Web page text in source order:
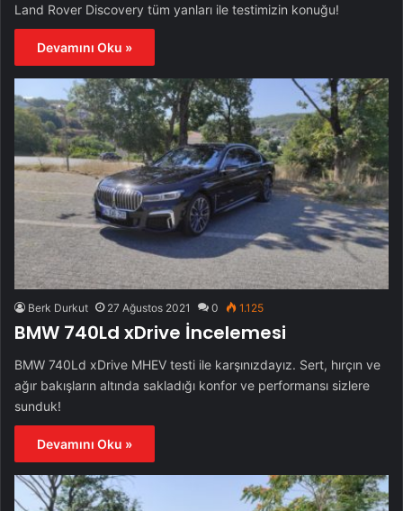
Land Rover Discovery tüm yanları ile testimizin konuğu!
Devamını Oku »
Berk Durkut 27 Ağustos 2021 0 1.125
BMW 740Ld xDrive İncelemesi
BMW 740Ld xDrive MHEV testi ile karşınızdayız. Sert, hırçın ve
ağır bakışların altında sakladığı konfor ve performansı sizlere
sunduk!
Devamını Oku »